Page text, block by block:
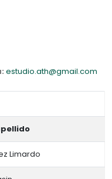
estudio.ath@gmail.com
Limardo